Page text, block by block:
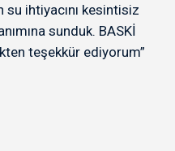
ihtiyacını kesintisiz
sunduk. BASKİ
teşekkür ediyorum”